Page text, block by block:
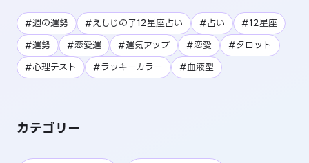
#週の運勢 #えもじの子12星座占い #占い
#12星座
#運勢
#恋愛運 #運気アップ #恋愛
#タロット
#心理テスト
#ラッキーカラー #血液型
カテゴリー